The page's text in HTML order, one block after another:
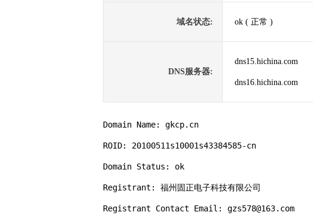
域名状态: ok ( 正常 )
DNS服务器:
dns15.hichina.com
dns16.hichina.com
Domain Name: gkcp.cn
ROID: 20100511s10001s43384585-cn
Domain Status: ok
Registrant: 福州固正电子科技有限公司
Registrant Contact Email: gzs578@163.com